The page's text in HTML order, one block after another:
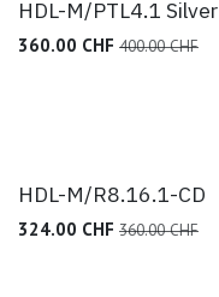
HDL-M/PTL4.1 Silver
360.00 CHF 400.00CHF
HDL-M/R8.16.1-CD
324.00 CHF 360.00CHF